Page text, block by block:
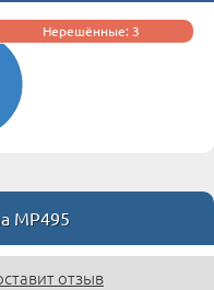
Нерешённые: 3
MP495
отзыв